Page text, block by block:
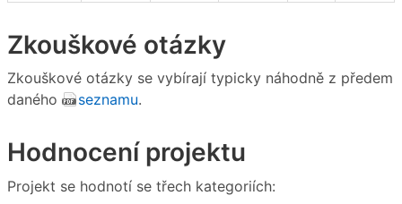
Zkouškové otázky
Zkouškové otázky se vybírají typicky náhodně z předem
daného
seznamu.
Hodnocení projektu
Projekt se hodnotí se třech kategoriích: